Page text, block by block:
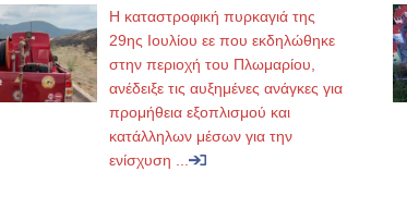
Η καταστροφική πυρκαγιά της
29ης Ιουλίου εε που εκδηλώθηκε
στην περιοχή του Πλωμαρίου,
ανέδειξε τις αυξημένες ανάγκες για
προμήθεια εξοπλισμού και
κατάλληλων μέσων για την
ενίσχυση ...